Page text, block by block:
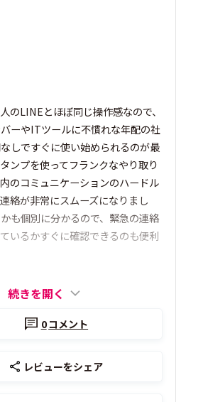
のLINEとほぼ同じ操作感なので、
ーやITツールに不慣れな年配の社
しですぐに使い始められるのが最
ンプを使ってフランクなやり取り
のコミュニケーションのハードル
絡が非常にスムーズになりまし
も個別に分かるので、緊急の連絡
いるかすぐに確認できるのも便利
続きを開く
0コメント
レビューをシェア